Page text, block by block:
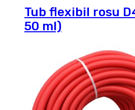
Tub flexibil rosu
50 ml)